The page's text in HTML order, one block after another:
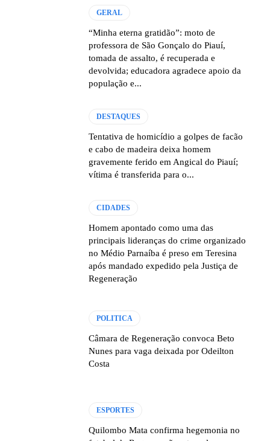
GERAL
“Minha eterna gratidão”: moto de
professora de São Gonçalo do Piauí,
tomada de assalto, é recuperada e
devolvida; educadora agradece apoio da
população e...
DESTAQUES
Tentativa de homicídio a golpes de facão
e cabo de madeira deixa homem
gravemente ferido em Angical do Piauí;
vítima é transferida para o...
CIDADES
Homem apontado como uma das
principais lideranças do crime organizado
no Médio Parnaíba é preso em Teresina
após mandado expedido pela Justiça de
Regeneração
POLITICA
Câmara de Regeneração convoca Beto
Nunes para vaga deixada por Odeilton
Costa
ESPORTES
Quilombo Mata confirma hegemonia no